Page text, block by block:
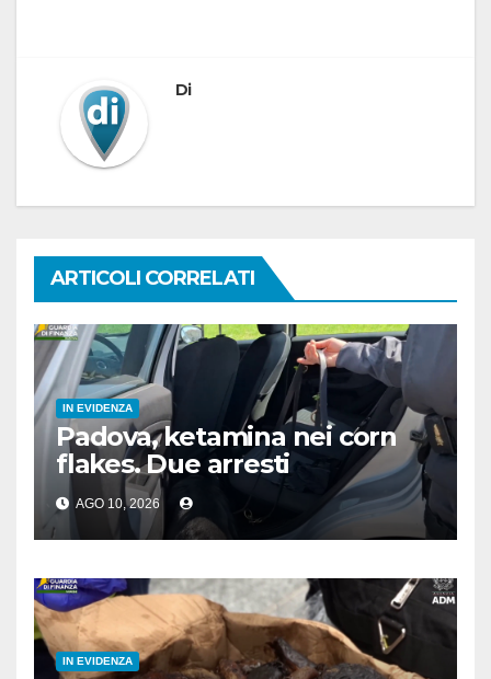
Di
ARTICOLI CORRELATI
IN EVIDENZA
Padova, ketamina nei corn
flakes. Due arresti
AGO 10, 2026
IN EVIDENZA